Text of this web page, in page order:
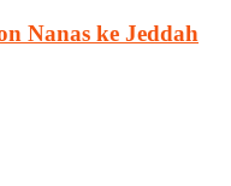
Nanas ke Jeddah